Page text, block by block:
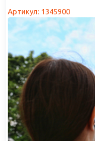
Артикул: 1345900